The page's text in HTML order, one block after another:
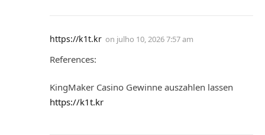
https://k1t.kr on julho 10, 2026 7:57 am
References:
KingMaker Casino Gewinne auszahlen lassen
https://k1t.kr